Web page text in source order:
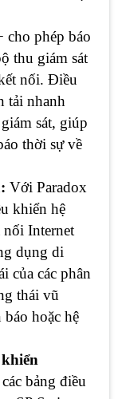
cho phép báo
thu giám sát
nối. Điều
tải nhanh
sát, giúp
thời sự về
Với Paradox
khiển hệ
Internet
dụng di
của các phân
thái vũ
hoặc hệ
bảng điều